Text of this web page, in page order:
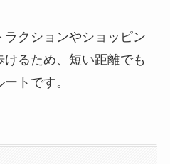
クションやショッピン
るため、短い距離でも
トです。